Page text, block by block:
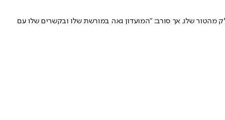
מהטור שלו, אך סורב: "המועדון גאה במורשת שלו ובקשרים שלו עם